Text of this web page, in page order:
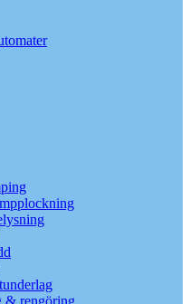
& rengöring